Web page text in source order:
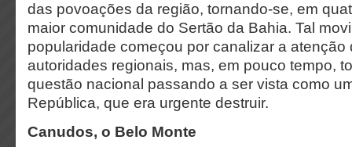
das povoações da região, tornando-se, em
maior comunidade do Sertão da Bahia. Tal
popularidade começou por canalizar a atenção
autoridades regionais, mas, em pouco tempo,
questão nacional passando a ser vista como
República, que era urgente destruir.
Canudos, o Belo Monte